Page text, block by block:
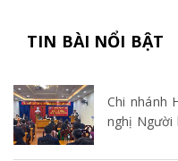
TIN BÀI NỔI BẬT
Chi nhánh
nghị Người